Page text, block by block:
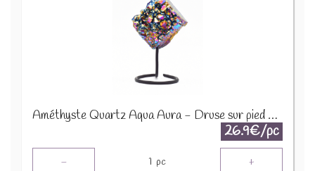
Améthyste Quartz Aqua Aura - Druse sur pied en métal DAT3
26.9€/pc
- 1 pc +